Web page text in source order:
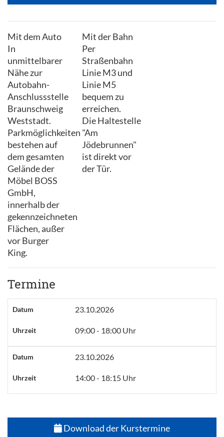
Mit dem Auto
In
unmittelbarer
Nähe zur
Autobahn-
Anschlussstelle
Braunschweig
Weststadt.
Parkmöglichkeiten
bestehen auf
dem gesamten
Gelände der
Möbel BOSS
GmbH,
innerhalb der
gekennzeichneten
Flächen, außer
vor Burger
King.
Mit der Bahn
Per
Straßenbahn
Linie M3 und
Linie M5
bequem zu
erreichen.
Die Haltestelle
"Am
Jödebrunnen"
ist direkt vor
der Tür.
Termine
Datum 23.10.2026
Uhrzeit 09:00 - 18:00 Uhr
Datum 23.10.2026
Uhrzeit 14:00 - 18:15 Uhr
Download der Kurstermine